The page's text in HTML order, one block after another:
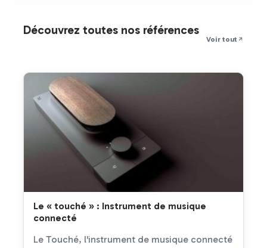
Découvrez toutes nos références
Voir tout
Le « touché » : Instrument de musique
connecté
Le Touché, l'instrument de musique connecté